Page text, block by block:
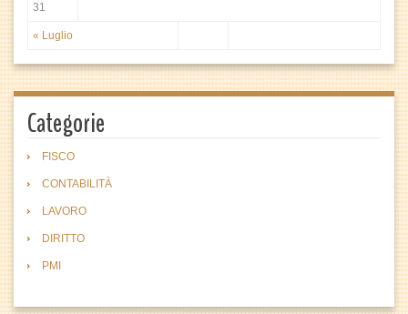
« Luglio
31
Categorie
FISCO
CONTABILITÀ
LAVORO
DIRITTO
PMI